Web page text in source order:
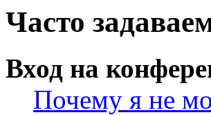
Часто
Вход на
Почему я не